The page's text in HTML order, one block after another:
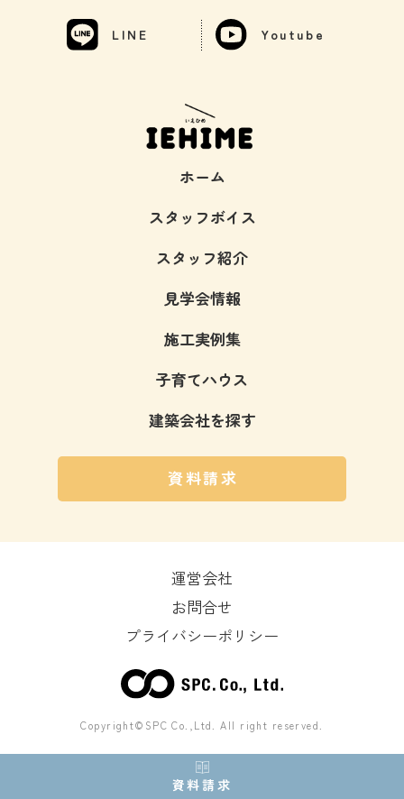
資料請求
ホーム
スタッフボイス
スタッフ紹介
見学会情報
施工実例集
子育てハウス
建築会社を探す
資料請求
LINE Youtube
運営会社
お問合せ
プライバシーポリシー
Copyright©SPC Co.,Ltd. All right reserved.